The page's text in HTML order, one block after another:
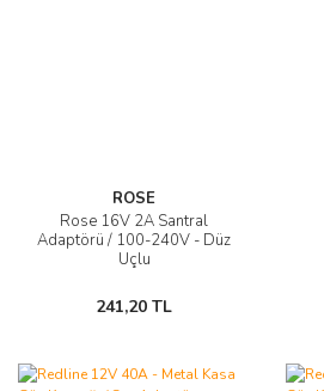
ROSE
Rose 16V 2A Santral
Adaptörü / 100-240V - Düz
Uçlu
241,20 TL